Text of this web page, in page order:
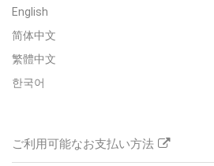
English
简体中文
繁體中文
한국어
ご利用可能なお支払い方法